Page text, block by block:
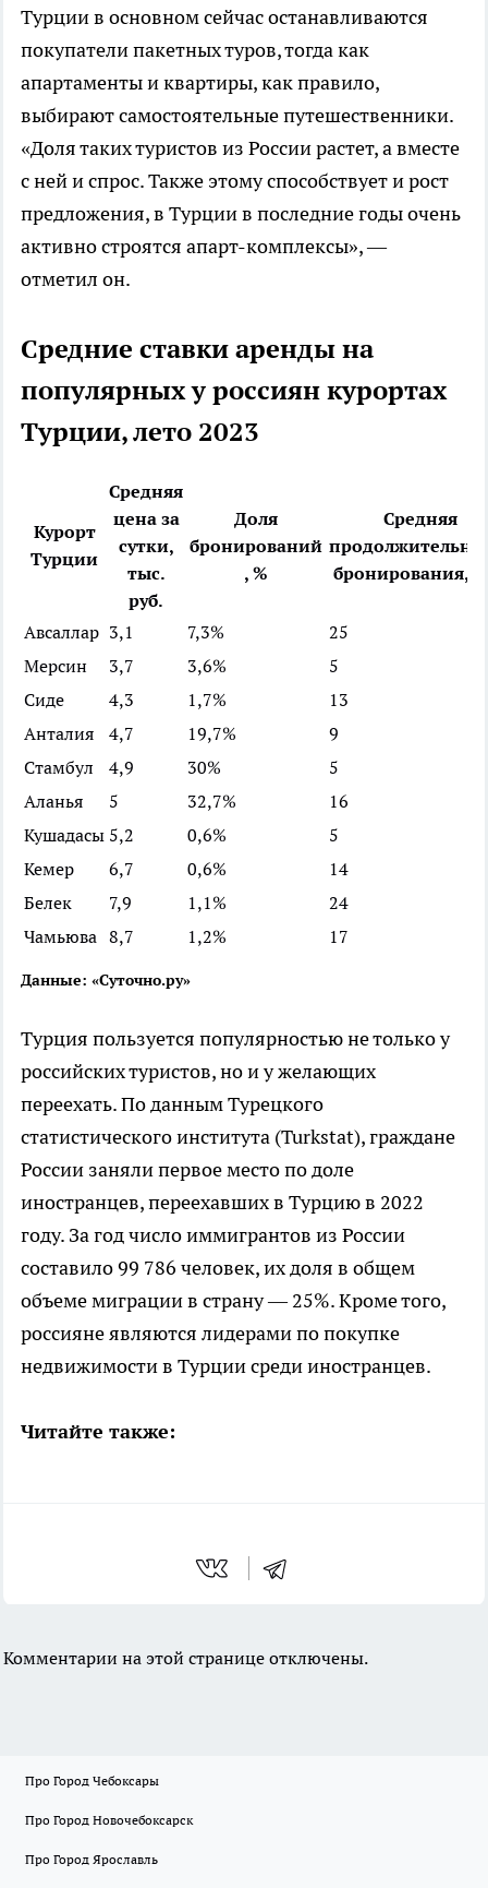
Турции в основном сейчас останавливаются
покупатели пакетных туров, тогда как
апартаменты и квартиры, как правило,
выбирают самостоятельные путешественники.
«Доля таких туристов из России растет, а вместе
с ней и спрос. Также этому способствует и рост
предложения, в Турции в последние годы очень
активно строятся апарт-комплексы», —
отметил он.
Средние ставки аренды на
популярных у россиян курортах
Турции, лето 2023
Курорт
Турции
Средняя
цена за
сутки,
тыс.
руб.
Доля
бронирований
, %
Средняя
бронирования,
Авсаллар 3,1 7,3%
25
Мерсин
3,7 3,6%
5
Сиде
4,3 1,7%
13
Анталия
4,7 19,7%
9
Стамбул
4,9 30%
5
Аланья
5 32,7%
16
Кушадасы 5,2 0,6%
5
Кемер
6,7 0,6%
14
Белек
7,9 1,1%
24
Чамьюва 8,7 1,2% 17
Данные: «Суточно.ру»
Турция пользуется популярностью не только у
российских туристов, но и у желающих
переехать. По данным Турецкого
статистического института (Turkstat), граждане
России заняли первое место по доле
иностранцев, переехавших в Турцию в 2022
году. За год число иммигрантов из России
составило 99 786 человек, их доля в общем
объеме миграции в страну — 25%. Кроме того,
россияне являются лидерами по покупке
недвижимости в Турции среди иностранцев.
Читайте также:
Комментарии на этой странице отключены.
Про Город Чебоксары
Про Город Новочебоксарск
Про Город Ярославль